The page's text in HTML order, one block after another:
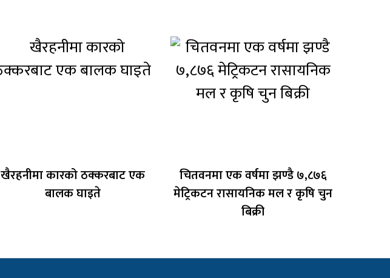
खैरहनीमा कारको ठक्करबाट एक
बालक घाइते
चितवनमा एक वर्षमा झण्डै ७,८७६
मेट्रिकटन रासायनिक मल र कृषि चुन
बिक्री